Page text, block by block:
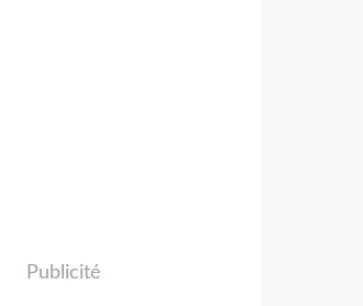
Publicité